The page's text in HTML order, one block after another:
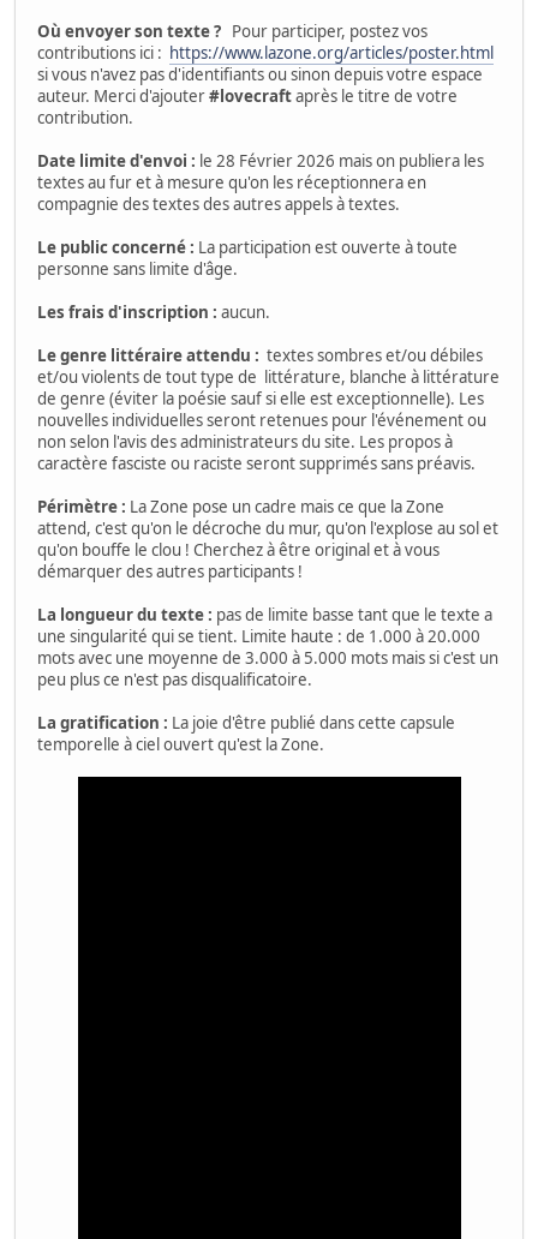
Où envoyer son texte ? Pour participer, postez vos
contributions ici : https://www.lazone.org/articles/poster.html
si vous n'avez pas d'identifiants ou sinon depuis votre espace
auteur. Merci d'ajouter#lovecraftaprès le titre de votre
contribution.
Date limite d'envoi : le 28 Février 2026 mais on publiera les
textes au fur et à mesure qu'on les réceptionnera en
compagnie des textes des autres appels à textes.
Le public concerné : La participation est ouverte à toute
personne sans limite d'âge.
Les frais d'inscription : aucun.
Le genre littéraire attendu : textes sombres et/ou débiles
et/ou violents de tout type de littérature, blanche à littérature
de genre (éviter la poésie sauf si elle est exceptionnelle). Les
nouvelles individuelles seront retenues pour l'événement ou
non selon l'avis des administrateurs du site. Les propos à
caractère fasciste ou raciste seront supprimés sans préavis.
Périmètre : La Zone pose un cadre mais ce que la Zone
attend, c'est qu'on le décroche du mur, qu'on l'explose au sol et
qu'on bouffe le clou ! Cherchez à être original et à vous
démarquer des autres participants !
La longueur du texte : pas de limite basse tant que le texte a
une singularité qui se tient. Limite haute : de 1.000 à 20.000
mots avec une moyenne de 3.000 à 5.000 mots mais si c'est un
peu plus ce n'est pas disqualificatoire.
La gratification : La joie d'être publié dans cette capsule
temporelle à ciel ouvert qu'est la Zone.